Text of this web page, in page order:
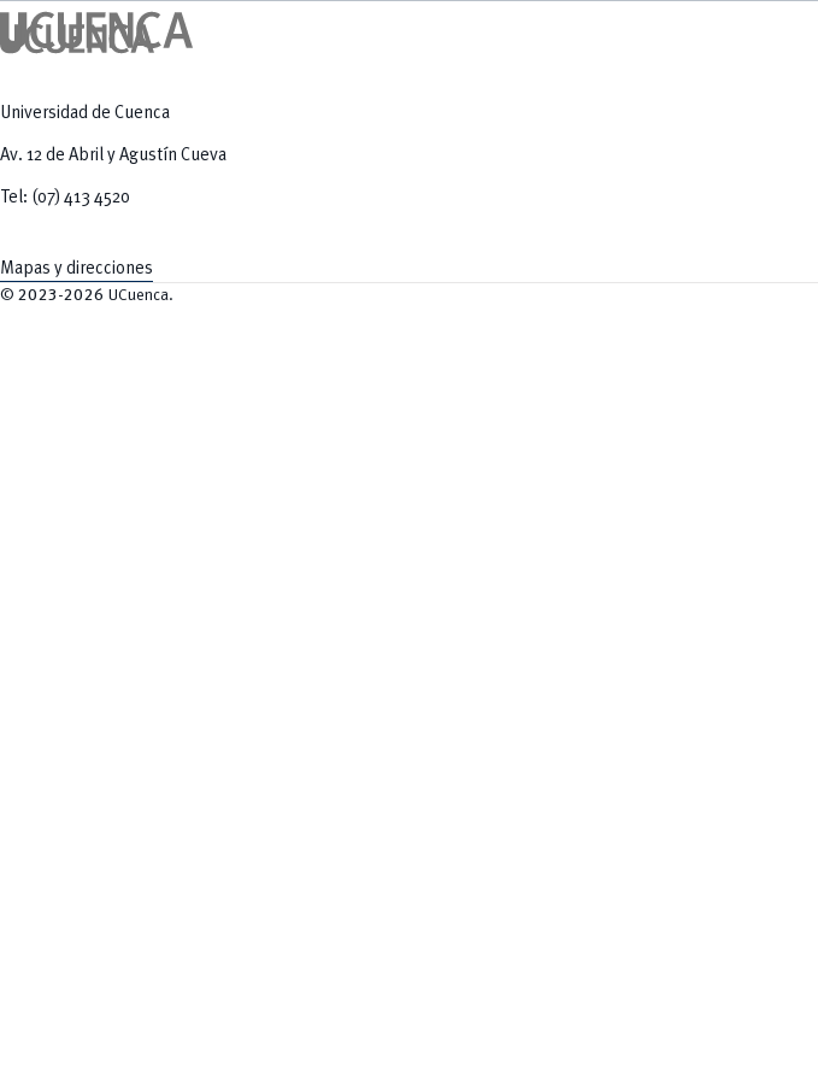
Universidad de Cuenca
Av. 12 de Abril y Agustín Cueva
Tel: (07) 413 4520
Mapas y direcciones
© 2023-2026 UCuenca.